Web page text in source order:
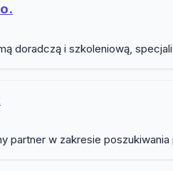
doradczą i szkoleniową,
partner w zakresie